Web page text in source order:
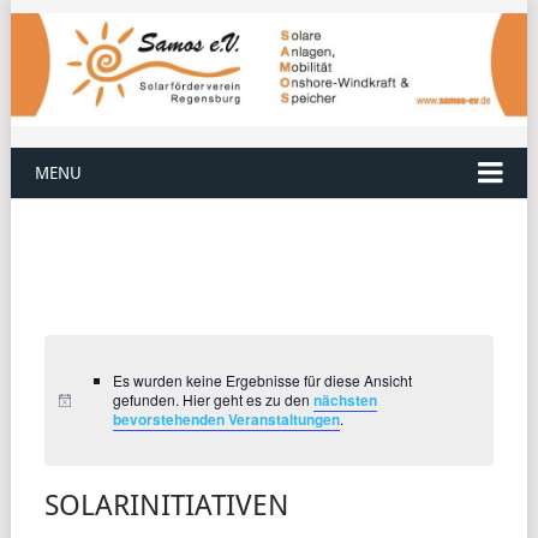
MENU
Es wurden keine Ergebnisse für diese Ansicht
gefunden. Hier geht es zu den nächsten
bevorstehenden Veranstaltungen.
SOLARINITIATIVEN